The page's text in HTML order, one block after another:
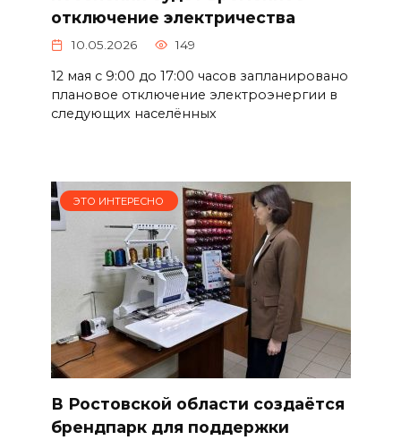
отключение электричества
10.05.2026 149
12 мая с 9:00 до 17:00 часов запланировано
плановое отключение электроэнергии в
следующих населённых
ЭТО ИНТЕРЕСНО
В Ростовской области создаётся
брендпарк для поддержки